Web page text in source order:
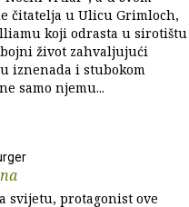
čitatelja u Ulicu Grimloch,
koji odrasta u sirotištu
život zahvaljujući
iznenada i stubokom
samo njemu...
svijetu, protagonist ove